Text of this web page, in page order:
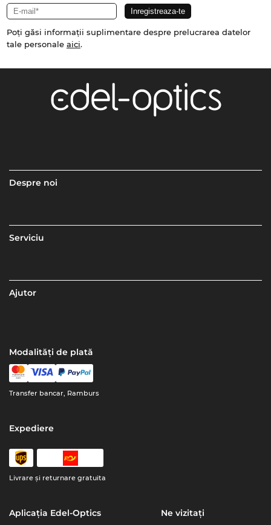
Poți găsi informații suplimentare despre prelucrarea datelor
tale personale aici.
Despre noi
Serviciu
Ajutor
Modalități de plată
Transfer bancar, Ramburs
Expediere
Livrare şi returnare gratuita
Aplicația Edel-Optics Ne vizitați